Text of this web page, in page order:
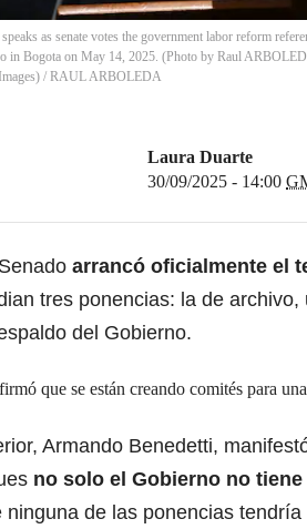
as senate votes the government labor reform
in Bogota on May 14, 2025. (Photo by Raul
/ RAUL ARBOLEDA
Laura Duarte
30/09/2025 - 14:00
arrancó oficialmente el
tres ponencias: la de archivo,
del Gobierno.
que se están creando comités para
Armando Benedetti,
no solo el Gobierno no
ninguna de las ponencias